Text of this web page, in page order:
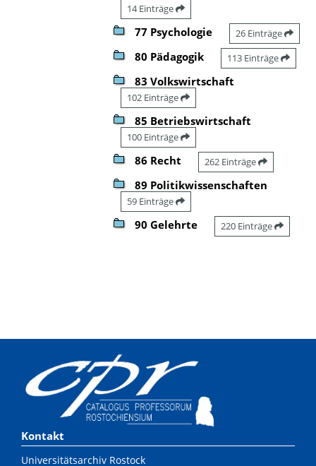
14 Einträge
77 Psychologie 26 Einträge
80 Pädagogik 113 Einträge
83 Volkswirtschaft
102 Einträge
85 Betriebswirtschaft
100 Einträge
86 Recht 262 Einträge
89 Politikwissenschaften
59 Einträge
90 Gelehrte 220 Einträge
Kontakt
Universitätsarchiv Rostock